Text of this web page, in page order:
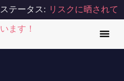
ステータス: リスクに晒されて
います！